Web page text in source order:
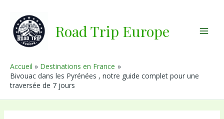
contenu
Road Trip Europe
Accueil
Destinations en France
Bivouac dans les Pyrénées , notre guide complet pour une
traversée de 7 jours